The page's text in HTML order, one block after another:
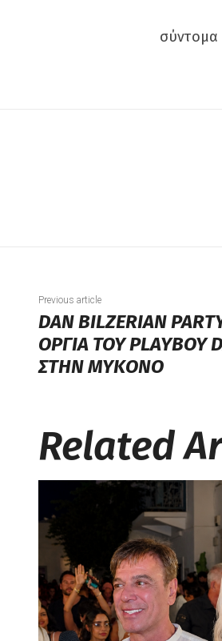
σύντομα
Previous article
DAN BILZERIAN
ΟΡΓΙΑ ΤΟΥ PLAYBOY
ΣΤΗΝ ΜΥΚΟΝΟ
Related